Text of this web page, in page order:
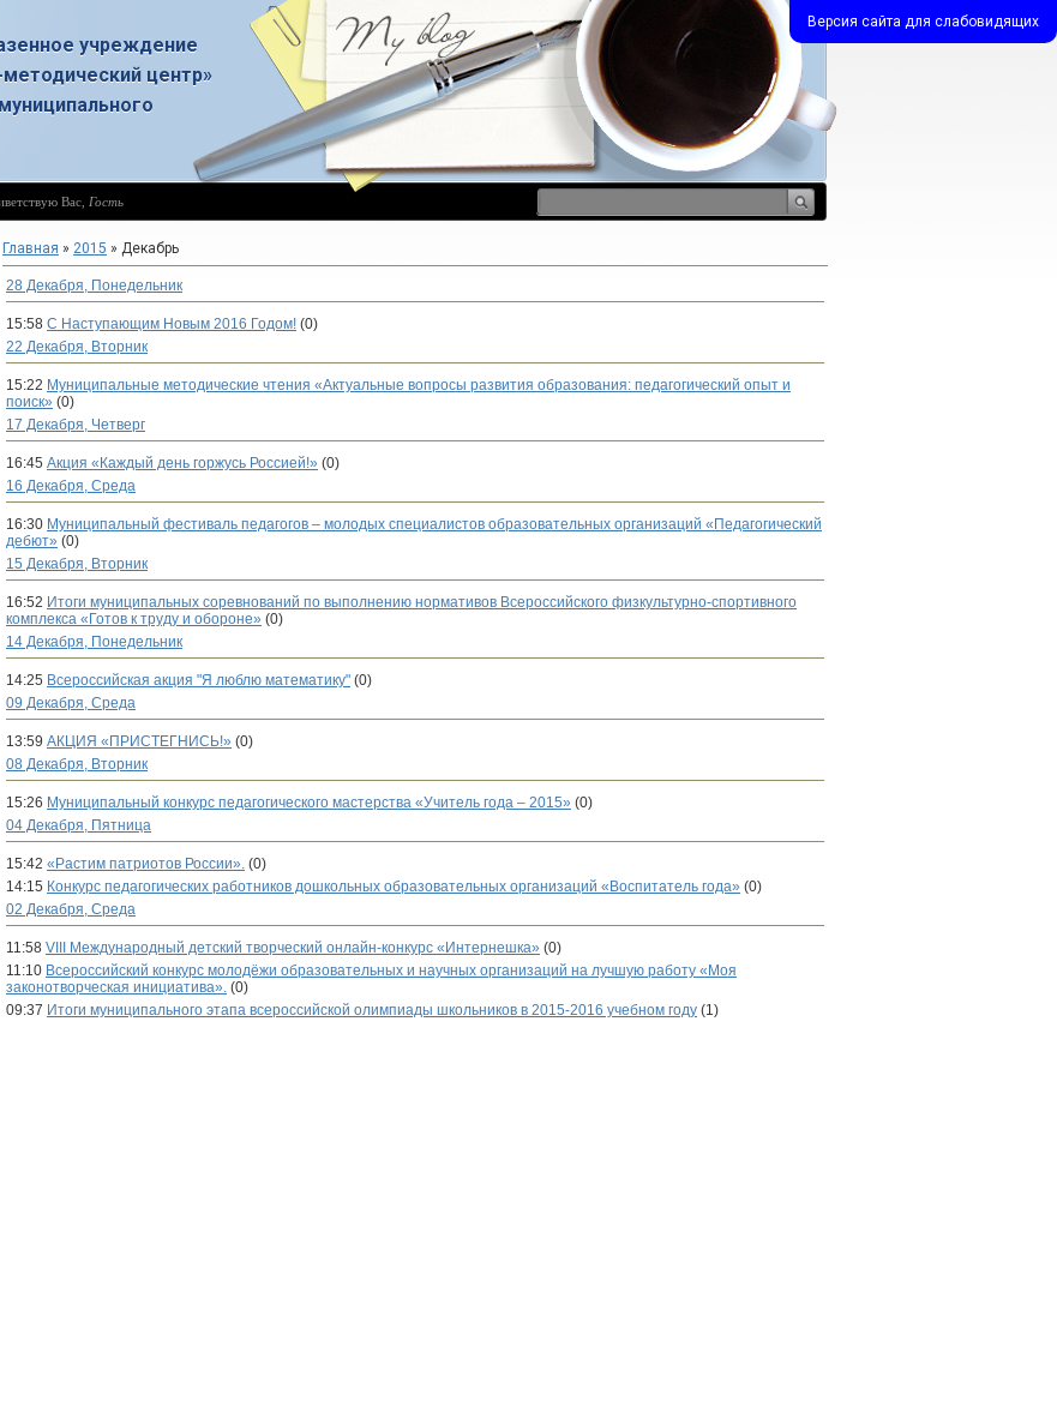
Версия сайта для слабовидящих
учреждение
центр»
Вас Гость
Главная » 2015 » Декабрь
28 Декабря, Понедельник
15:58 С Наступающим Новым 2016 Годом! (0)
22 Декабря, Вторник
15:22 Муниципальные методические чтения «Актуальные вопросы развития образования: педагогический опыт и
поиск» (0)
17 Декабря, Четверг
16:45 Акция «Каждый день горжусь Россией!» (0)
16 Декабря, Среда
16:30 Муниципальный фестиваль педагогов – молодых специалистов образовательных организаций «Педагогический
дебют» (0)
15 Декабря, Вторник
16:52 Итоги муниципальных соревнований по выполнению нормативов Всероссийского физкультурно-спортивного
комплекса «Готов к труду и обороне» (0)
14 Декабря, Понедельник
14:25 Всероссийская акция "Я люблю математику" (0)
09 Декабря, Среда
13:59 АКЦИЯ «ПРИСТЕГНИСЬ!» (0)
08 Декабря, Вторник
15:26 Муниципальный конкурс педагогического мастерства «Учитель года – 2015» (0)
04 Декабря, Пятница
15:42 «Растим патриотов России». (0)
14:15 Конкурс педагогических работников дошкольных образовательных организаций «Воспитатель года» (0)
02 Декабря, Среда
11:58 VIII Международный детский творческий онлайн-конкурс «Интернешка» (0)
11:10 Всероссийский конкурс молодёжи образовательных и научных организаций на лучшую работу «Моя
законотворческая инициатива». (0)
09:37 Итоги муниципального этапа всероссийской олимпиады школьников в 2015-2016 учебном году (1)